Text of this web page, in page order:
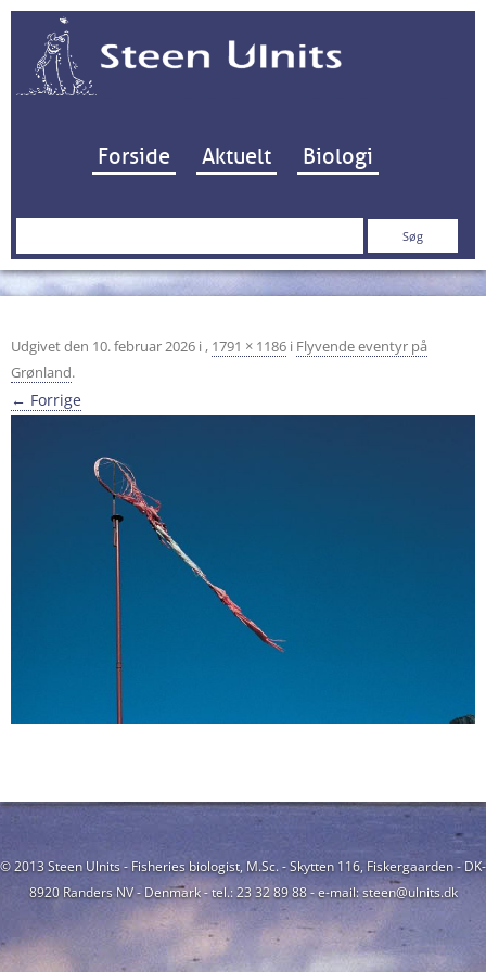
Hop til indhold
Forside Aktuelt Biologi
Søg
Udgivet den 10. februar 2026 i , 1791 × 1186 i Flyvende eventyr på
Grønland.
← Forrige
© 2013 Steen Ulnits - Fisheries biologist, M.Sc. - Skytten 116, Fiskergaarden - DK-
8920 Randers NV - Denmark - tel.: 23 32 89 88 - e-mail: steen@ulnits.dk